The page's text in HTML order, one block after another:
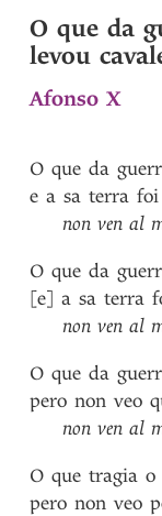
O que da
levou
Afonso X
O que da
e a sa terra foi
non ven al
O que da
[e] a sa terra
non ven al
O que da
pero non veo
non ven al
O que tragia o
pero non veo